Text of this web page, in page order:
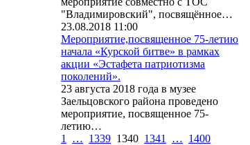
"Владимировский", посвящённое…
23.08.2018 11:00
Мероприятие,посвященное 75-летию
начала «Курской битве» в рамках
акции «Эстафета патриотизма
поколений».
23 августа 2018 года в музее
Заельцовского района проведено
мероприятие, посвященное 75-
летию…
1
… 1339 1340 1341 … 1400